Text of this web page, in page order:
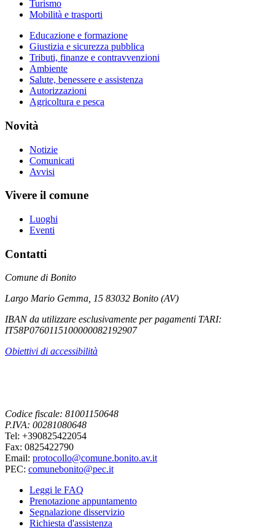
Turismo
Mobilità e trasporti
Educazione e formazione
Giustizia e sicurezza pubblica
Tributi, finanze e contravvenzioni
Ambiente
Salute, benessere e assistenza
Autorizzazioni
Agricoltura e pesca
Novità
Notizie
Comunicati
Avvisi
Vivere il comune
Luoghi
Eventi
Contatti
Comune di Bonito
Largo Mario Gemma, 15 83032 Bonito (AV)
IBAN da utilizzare esclusivamente per pagamenti TARI:
IT58P0760115100000082192907
Obiettivi di accessibilità
Codice fiscale: 81001150648
P.IVA: 00281080648
Tel: +390825422054
Fax: 0825422790
Email: protocollo@comune.bonito.av.it
PEC: comunebonito@pec.it
Leggi le FAQ
Prenotazione appuntamento
Segnalazione disservizio
Richiesta d'assistenza